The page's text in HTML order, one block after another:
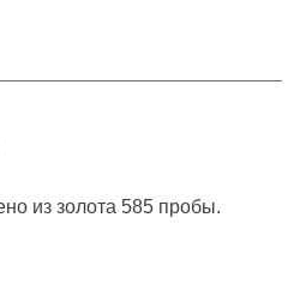
из золота 585 пробы.